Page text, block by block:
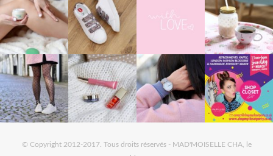
© Copyright 2012-2017. Tous droits réservés - MAD'MOISELLE CHA, le